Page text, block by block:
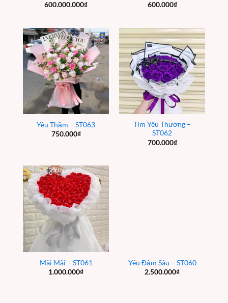
600.000.000₫
600.000₫
Yêu Thầm – ST063
750.000₫
Tím Yêu Thương –
ST062
700.000₫
Mãi Mãi – ST061
1.000.000₫
Yêu Đậm Sâu – ST060
2.500.000₫